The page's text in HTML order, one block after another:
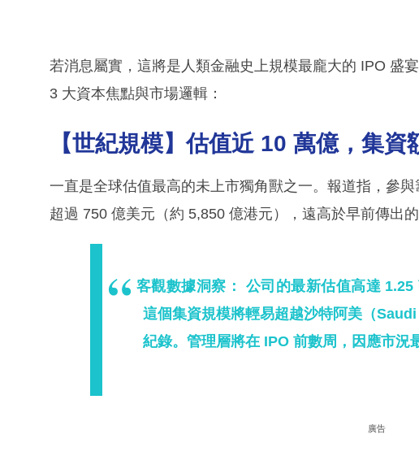
若消息屬實，這將是人類金融史上規模最龐大的 IPO 盛
3 大資本焦點與市場邏輯：
【世紀規模】估值近 10 萬億，集資
一直是全球估值最高的未上市獨角獸之一。報道指，參
超過 750 億美元（約 5,850 億港元），遠高於早前傳出的
客觀數據洞察：
公司的最新估值高達 1.25
這個集資規模將輕易超越沙特阿美（
紀錄。管理層將在 IPO 前數周，因應市況
廣告